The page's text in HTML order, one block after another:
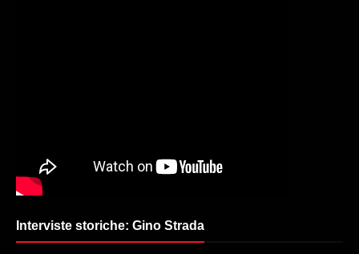
Interviste storiche: Gino Strada